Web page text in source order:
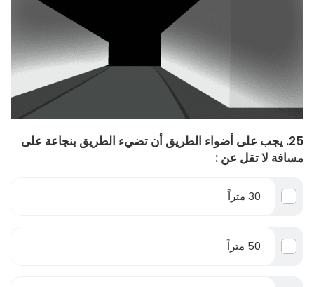
25. يجب على أضواء الطريق أن تضيء الطريق بنجاعة على
مسافة لا تقل عن :
30 متراً
50 متراً